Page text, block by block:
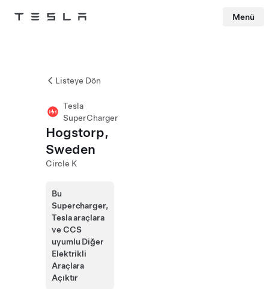
Tesla Menü
Listeye Dön
Tesla
SuperCharger
Hogstorp,
Sweden
Circle K
Bu
Supercharger,
Tesla araçlara
ve CCS
uyumlu Diğer
Elektrikli
Araçlara
Açıktır